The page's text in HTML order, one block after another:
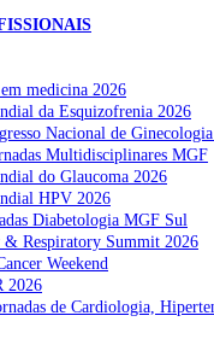
medicina 2026
da Esquizofrenia 2026
Nacional de
Multidisciplinares MGF
do Glaucoma 2026
HPV 2026
Diabetologia MGF Sul
Respiratory Summit 2026
Weekend
2026
de Cardiologia,